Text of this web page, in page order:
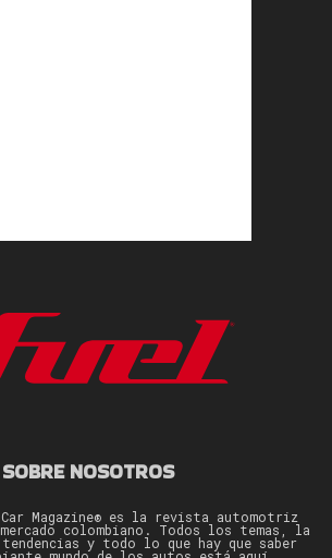
SOBRE NOSOTROS
Car Magazine® es la revista automotriz
colombiano. Todos los temas, la
y todo lo que hay que saber